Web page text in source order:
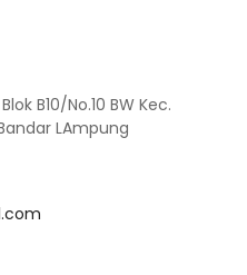
B10/No.10 BW Kec.
LAmpung